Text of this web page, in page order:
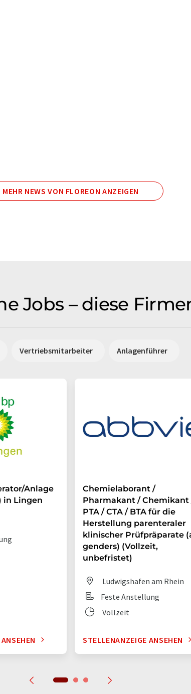
MEHR NEWS VON FLOREON ANZEIGEN
Jobs – diese
Vertriebsmitarbeiter Anlagenführer
Anlage
in Lingen
Chemielaborant /
Pharmakant / Chemikant
PTA / CTA / BTA für die
Herstellung parenteraler
klinischer Prüfpräparate
genders) (Vollzeit,
unbefristet)
Ludwigshafen am Rhein
Feste Anstellung
Vollzeit
STELLENANZEIGE ANSEHEN